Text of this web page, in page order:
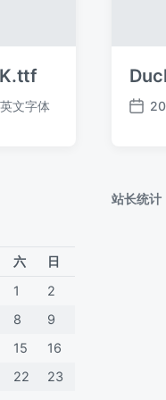
英文字体
发
六
日
1
2
8
9
15
16
22
23
站长统计